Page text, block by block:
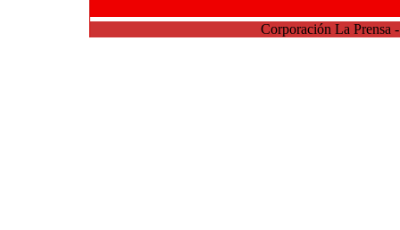
Corporación La Prensa